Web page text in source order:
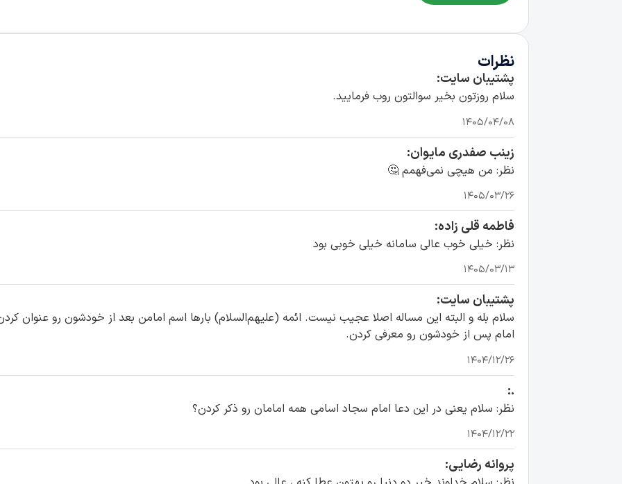
نظرات
پشتیبان سایت:
سلام روزتون بخیر سوالتون روب فرمایید.
۱۴۰۵/۰۴/۰۸
زینب صفدری مایوان:
نظر: من هیچی نمی‌فهمم 🤔
۱۴۰۵/۰۳/۲۶
فاطمه قلی زاده:
نظر: خیلی خوب عالی سامانه خیلی خوبی بود
۱۴۰۵/۰۳/۱۳
پشتیبان سایت:
امام پس از خودشون رو معرفی کردن.
۱۴۰۴/۱۲/۲۶
.:
نظر: سلام یعنی در این دعا امام سجاد اسامی همه امامان رو ذکر کردن؟
۱۴۰۴/۱۲/۲۲
پروانه رضایی: